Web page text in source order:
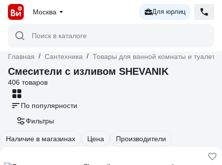
Москва Для юрлиц
Поиск в каталоге
Главная / Сантехника / Товары для ванной комнаты и туалета
Смесители с изливом SHEVANIK
406 товаров
По популярности
Фильтры
Наличие в магазинах Цена Производители